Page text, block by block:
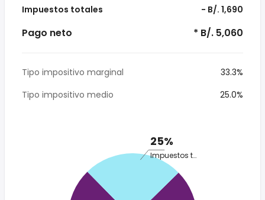
Impuestos totales - B/. 1,690
Pago neto * B/. 5,060
Tipo impositivo marginal
33.3%
Tipo impositivo medio
25.0%
25%
Impuestos totales